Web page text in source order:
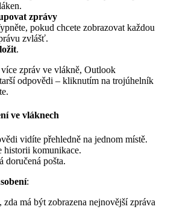
zprávy
pokud chcete zobrazovat každou
zvlášť.
.
zpráv ve vlákně, Outlook
odpovědi – kliknutím na trojúhelník
ve vláknech
vidíte přehledně na jednom místě.
historii komunikace.
doručená pošta.
:
má být zobrazena nejnovější zpráva